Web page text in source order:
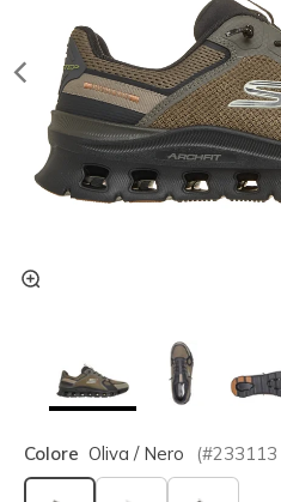
Colore Oliva / Nero (#233113